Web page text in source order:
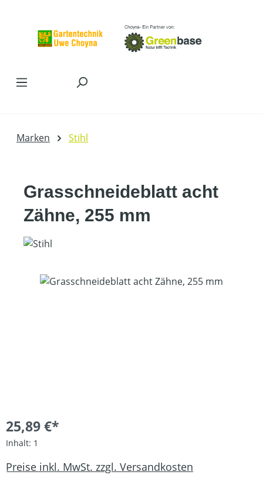
Marken Stihl
Grasschneideblatt acht
Zähne, 255 mm
Bildergalerie überspringen
25,89 €*
Inhalt: 1
Preise inkl. MwSt. zzgl. Versandkosten